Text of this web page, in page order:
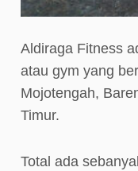
Aldiraga Fitness
atau gym yang
Mojotengah,
Timur.
Total ada